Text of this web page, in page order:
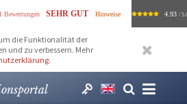
Bewertungen SEHR GUT Hinweise 4.93 /
die Funktionalität der
und zu verbessern. Mehr
.